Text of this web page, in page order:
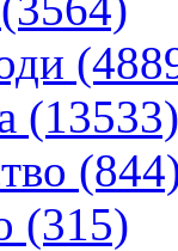
(13533)
(315)